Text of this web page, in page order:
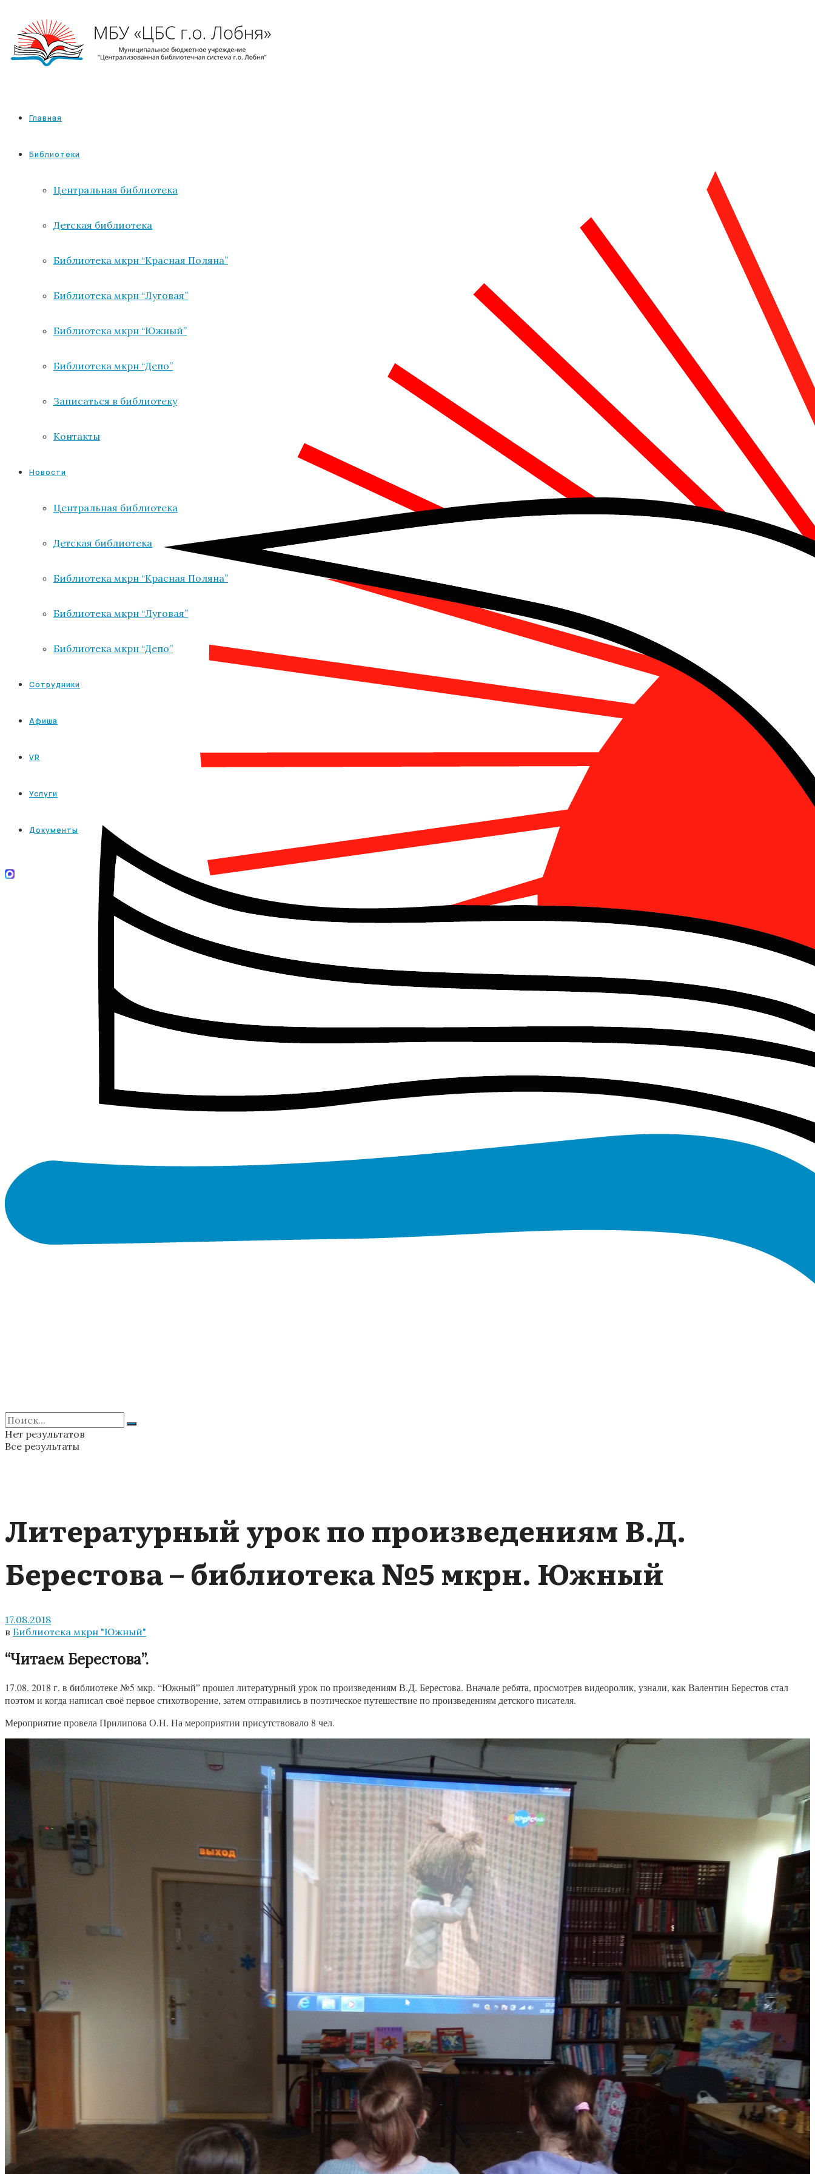
Главная
Библиотеки
Центральная библиотека
Детская библиотека
Библиотека мкрн “Красная Поляна”
Библиотека мкрн “Луговая”
Библиотека мкрн “Южный”
Библиотека мкрн “Депо”
Записаться в библиотеку
Контакты
Новости
Центральная библиотека
Детская библиотека
Библиотека мкрн “Красная Поляна”
Библиотека мкрн “Луговая”
Библиотека мкрн “Депо”
Сотрудники
Афиша
VR
Услуги
Документы
Нет результатов
Все результаты
Литературный урок по произведениям В.Д.
Берестова – библиотека №5 мкрн. Южный
17.08.2018
в Библиотека мкрн "Южный"
“Читаем Берестова”.
17.08. 2018 г. в библиотеке №5 мкр. “Южный” прошел литературный урок по произведениям В.Д. Берестова. Вначале ребята, просмотрев видеоролик, узнали, как Валентин Берестов стал
поэтом и когда написал своё первое стихотворение, затем отправились в поэтическое путешествие по произведениям детского писателя.
Мероприятие провела Прилипова О.Н. На мероприятии присутствовало 8 чел.